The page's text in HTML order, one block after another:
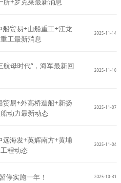
所+罗克莱最新消息
贸易+山船重工+江龙
工最新消息
2025-11-14
母时代”，海军最新回
2025-11-10
易+外高桥造船+新扬
动力最新动态
2025-11-07
海发+英辉南方+黄埔
程动态
2025-11-04
停实施一年！ 2025-10-31